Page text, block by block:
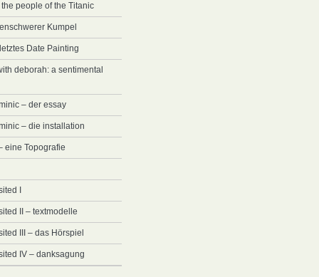
people of the Titanic
Kumpel
Date Painting
deborah: a sentimental
– der essay
– die installation
eine Topografie
I
II – textmodelle
III – das Hörspiel
IV – danksagung